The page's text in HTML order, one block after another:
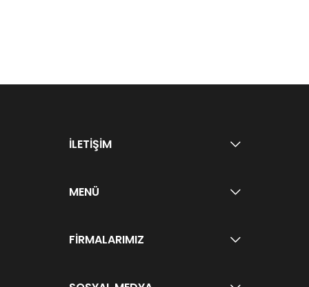
İLETİŞİM
MENÜ
FİRMALARIMIZ